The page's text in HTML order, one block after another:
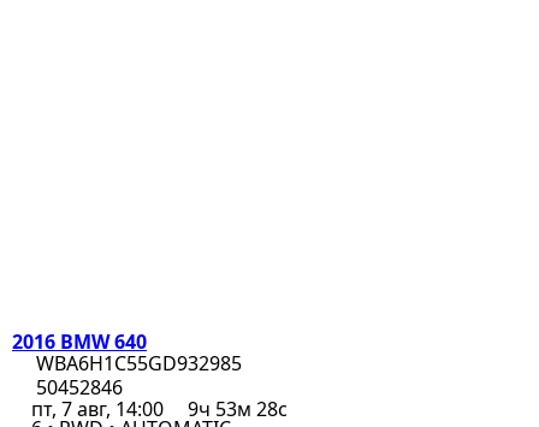
2016 BMW 640
WBA6H1C55GD932985
50452846
пт, 7 авг, 14:00
9ч 53м 28с